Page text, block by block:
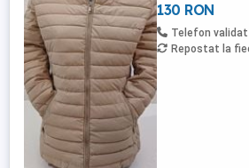
130 RON
Telefon validat
Repostat la